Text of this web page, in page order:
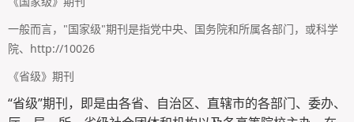
一般而言，"国家级"期刊是指党中央、国务院和所属各部门，或科学
院、http://10026
《省级》期刊
“省级”期刊，即是由各省、自治区、直辖市的各部门、委办、